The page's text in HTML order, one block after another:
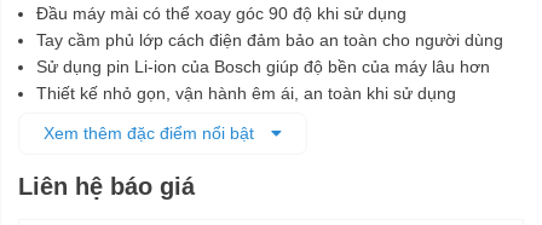
Đầu máy mài có thể xoay góc 90 độ khi sử dụng
Tay cầm phủ lớp cách điện đảm bảo an toàn cho người dùng
Sử dụng pin Li-ion của Bosch giúp độ bền của máy lâu hơn
Thiết kế nhỏ gọn, vận hành êm ái, an toàn khi sử dụng
Xem thêm đặc điểm nổi bật
Liên hệ báo giá